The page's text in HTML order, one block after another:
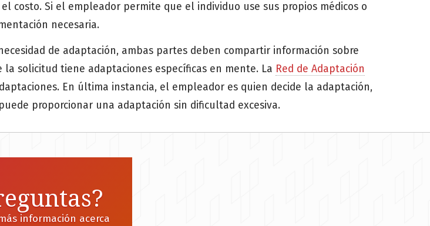
costo. Si el empleador permite que el individuo use sus propios médicos o
necesaria.
de adaptación, ambas partes deben compartir información sobre
solicitud tiene adaptaciones específicas en mente. La Red de Adaptación
En última instancia, el empleador es quien decide la adaptación,
proporcionar una adaptación sin dificultad excesiva.
información acerca